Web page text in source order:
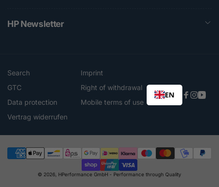
HP Newsletter
Search
Imprint
GTC
Right of withdrawal
Data protection
Mobile terms of use
Vertrag widerrufen
EN
Payment
methods
© 2026, HPerformance GmbH - Performance through Quality